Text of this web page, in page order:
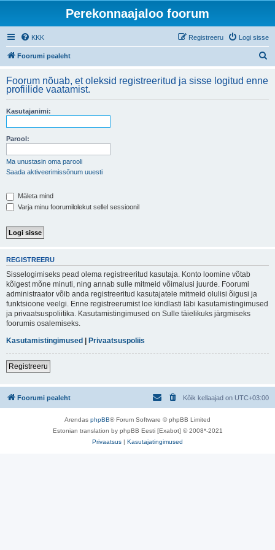
Perekonnaajaloo foorum
KKK Logi sisse
Registreeru
Foorumi pealeht
i
Foorum nõuab, et oleksid registreeritud ja sisse logitud enne
profiilide vaatamist.
Kasutajanimi:
Parool:
Ma unustasin oma parooli
Saada aktiveerimissõnum uuesti
Mäleta mind
Varja minu foorumilolekut sellel sessioonil
REGISTREERU
Sisselogimiseks pead olema registreeritud kasutaja. Konto loomine võtab
kõigest mõne minuti, ning annab sulle mitmeid võimalusi juurde. Foorumi
administraator võib anda registreeritud kasutajatele mitmeid olulisi õigusi ja
funktsioone veelgi. Enne registreerumist loe kindlasti läbi kasutamistingimused
ja privaatsuspoliitika. Kasutamistingimused on Sulle täielikuks järgmiseks
foorumis osalemiseks.
Kasutamistingimused | Privaatsuspoliis
Registreeru
Foorumi pealeht Kõik kellaajad on UTC+03:00
Arendas phpBB® Forum Software © phpBB Limited
Estonian translation by phpBB Eesti [Exabot] © 2008*-2021
Privaatsus | Kasutajatingimused